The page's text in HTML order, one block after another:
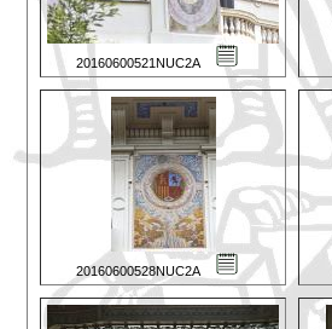
20160600521NUC2A
20160600528NUC2A